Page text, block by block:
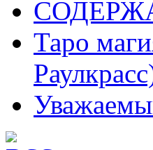
Таро